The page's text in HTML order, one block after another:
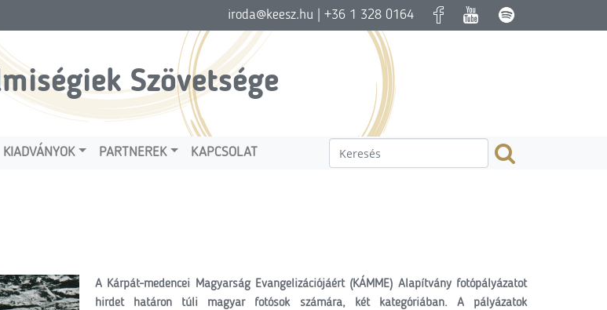
iroda@keesz.hu | +36 1 328 0164
Szövetsége
KIADVÁNYOK PARTNEREK KAPCSOLAT
A Kárpát-medencei Magyarság Evangelizációjáért (KÁMME) Alapítvány fotópályázatot
hirdet határon túli magyar fotósok számára, két kategóriában. A pályázatok